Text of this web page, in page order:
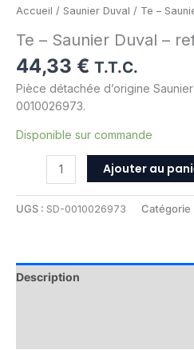
Accueil / Saunier Duval / Te –
Te – Saunier Duval –
44,33 € T.T.C.
Pièce détachée d’origine
0010026973.
Disponible sur commande
Ajouter au
UGS : SD-0010026973 Catégorie
Description